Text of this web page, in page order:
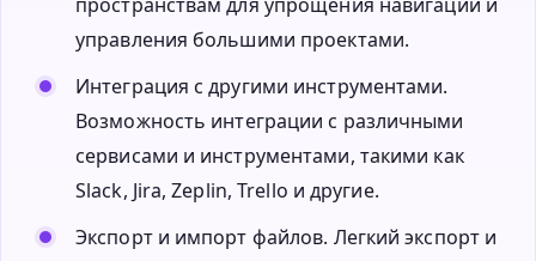
управления большими проектами.
Интеграция с другими инструментами.
Возможность интеграции с различными
сервисами и инструментами, такими как
Slack, Jira, Zeplin, Trello и другие.
Экспорт и импорт файлов. Легкий экспорт и